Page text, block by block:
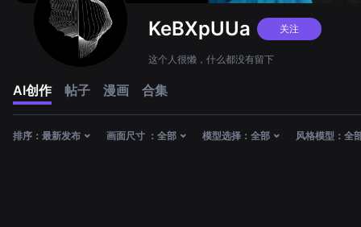
KeBXpUUa 关注
这个人很懒，什么都没有留下
AI创作 帖子 漫画 合集
排序： 最新发布 画面尺寸 ： 全部 模型选择： 全部 风格模型： 全